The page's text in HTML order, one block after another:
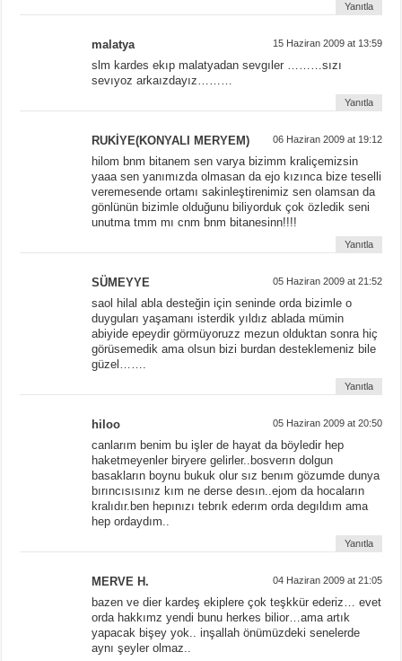
Yanıtla
malatya 15 Haziran 2009 at 13:59
slm kardes ekıp malatyadan sevgıler ………sızı
sevıyoz arkaızdayız………
Yanıtla
RUKİYE(KONYALI MERYEM) 06 Haziran 2009 at 19:12
hilom bnm bitanem sen varya bizimm kraliçemizsin
yaaa sen yanımızda olmasan da ejo kızınca bize teselli
veremesende ortamı sakinleştirenimiz sen olamsan da
gönlünün bizimle olduğunu biliyorduk çok özledik seni
unutma tmm mı cnm bnm bitanesinn!!!!
Yanıtla
SÜMEYYE 05 Haziran 2009 at 21:52
saol hilal abla desteğin için seninde orda bizimle o
duyguları yaşamanı isterdik yıldız ablada mümin
abiyide epeydir görmüyoruzz mezun olduktan sonra hiç
görüsemedik ama olsun bizi burdan desteklemeniz bile
güzel…….
Yanıtla
hiloo 05 Haziran 2009 at 20:50
canlarım benim bu işler de hayat da böyledir hep
haketmeyenler biryere gelirler..bosverın dolgun
basakların boynu bukuk olur sız benım gözumde dunya
bırıncısısınız kım ne derse desın..ejom da hocaların
kralıdır.ben hepınızı tebrık ederım orda degıldım ama
hep ordaydım..
Yanıtla
MERVE H. 04 Haziran 2009 at 21:05
bazen ve dier kardeş ekiplere çok teşkkür ederiz… evet
orda hakkımz yendi bunu herkes bilior…ama artık
yapacak bişey yok.. inşallah önümüzdeki senelerde
aynı şeyler olmaz..